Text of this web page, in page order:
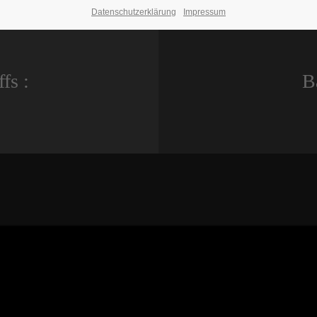
:
Datenschutzerklärung Impressum